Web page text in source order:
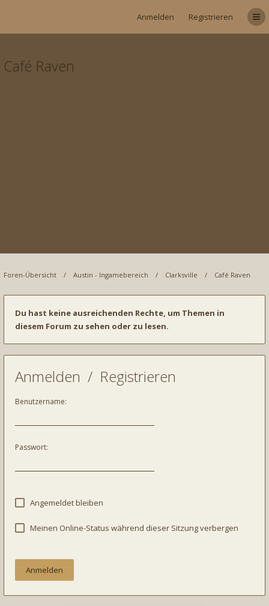
Anmelden Registrieren
Café Raven
Foren-Übersicht Austin - Ingamebereich Clarksville Café Raven
Du hast keine ausreichenden Rechte, um Themen in
diesem Forum zu sehen oder zu lesen.
Anmelden / Registrieren
Benutzername:
Passwort:
Angemeldet bleiben
Meinen Online-Status während dieser Sitzung verbergen